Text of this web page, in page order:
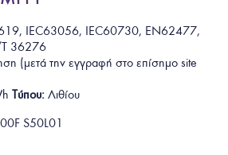
IEC63056, IEC60730, EN62477,
36276
(μετά την εγγραφή στο επίσημο site
Τύπου: Λιθίου
S50L01